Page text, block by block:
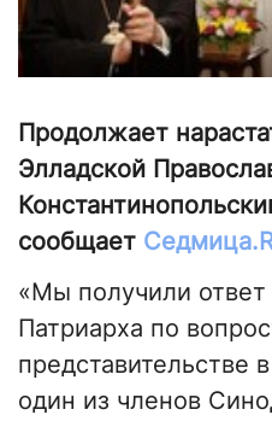
Продолжает
Элладской
сообщает
«Мы получили ответ
Патриарха по
представительстве
один из членов